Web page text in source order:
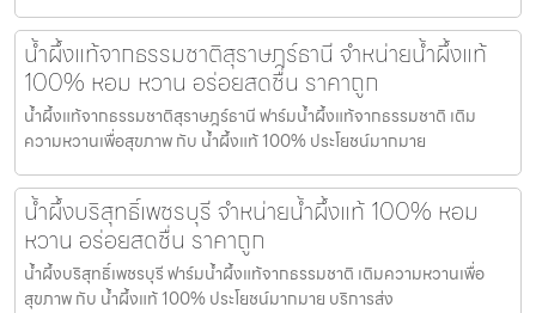
น้ำผึ้งแท้จากธรรมชาติสุราษฎร์ธานี จำหน่ายน้ำผึ้งแท้
100% หอม หวาน อร่อยสดชื่น ราคาถูก
น้ำผึ้งแท้จากธรรมชาติสุราษฎร์ธานี ฟาร์มน้ำผึ้งแท้จากธรรมชาติ เติม
ความหวานเพื่อสุขภาพ กับ น้ำผึ้งแท้ 100% ประโยชน์มากมาย
น้ำผึ้งบริสุทธิ์เพชรบุรี จำหน่ายน้ำผึ้งแท้ 100% หอม
หวาน อร่อยสดชื่น ราคาถูก
น้ำผึ้งบริสุทธิ์เพชรบุรี ฟาร์มน้ำผึ้งแท้จากธรรมชาติ เติมความหวานเพื่อ
สุขภาพ กับ น้ำผึ้งแท้ 100% ประโยชน์มากมาย บริการส่ง